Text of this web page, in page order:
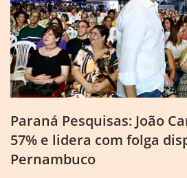
Paraná Pesquisas: João
57% e lidera com folga
Pernambuco